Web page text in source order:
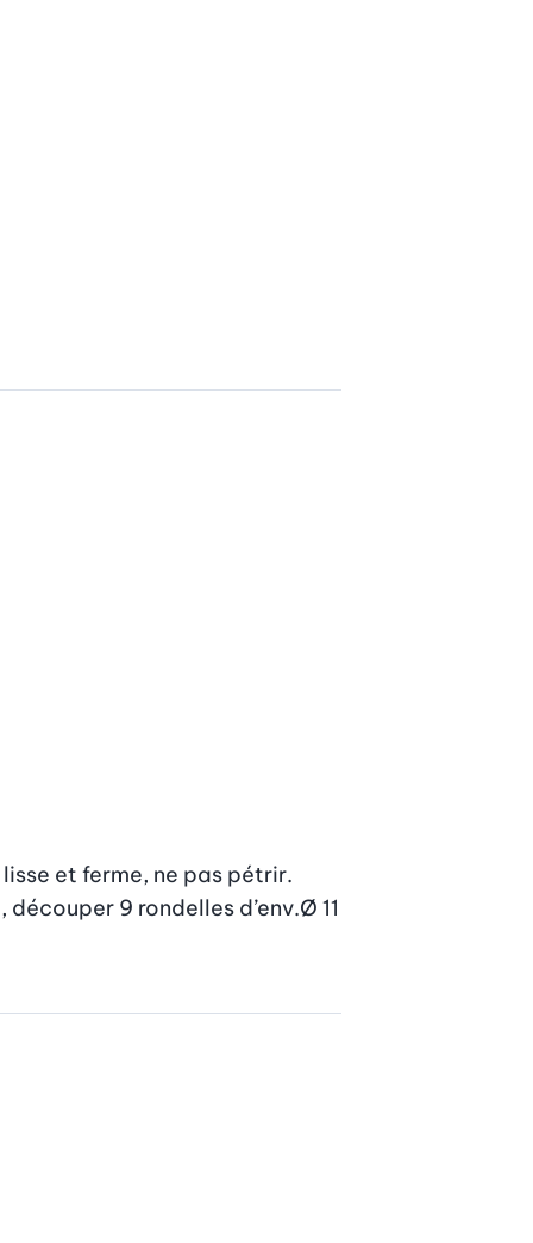
et ferme, ne pas pétrir.
9 rondelles d’env.Ø 11